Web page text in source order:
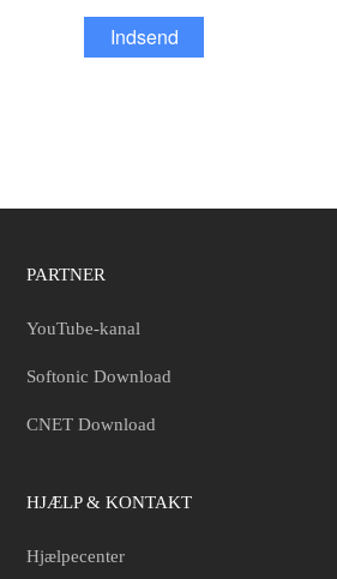
Indsend
PARTNER
YouTube-kanal
Softonic Download
CNET Download
HJÆLP & KONTAKT
Hjælpecenter